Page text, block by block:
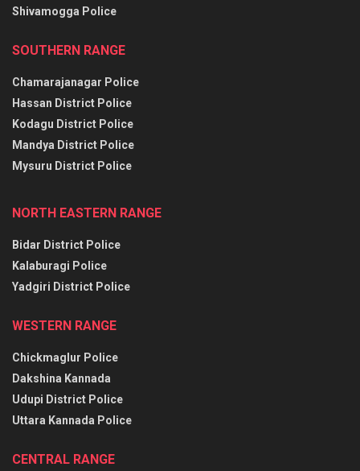
Shivamogga Police
SOUTHERN RANGE
Chamarajanagar Police
Hassan District Police
Kodagu District Police
Mandya District Police
Mysuru District Police
NORTH EASTERN RANGE
Bidar District Police
Kalaburagi Police
Yadgiri District Police
WESTERN RANGE
Chickmaglur Police
Dakshina Kannada
Udupi District Police
Uttara Kannada Police
CENTRAL RANGE